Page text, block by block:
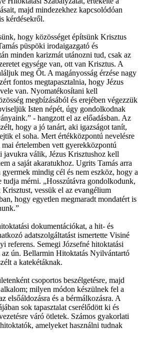
majd mindezekhez kapcsolódóan
kérdésekről.
hogy közösséget építsünk Krisztus
püspöki irodaigazgató és
minden karizmát utánozni tud, csak az
egysége van, ott van Krisztus. A
meg Őt. A magányosság érzése nagy
fontos megtapasztalnia, hogy Jézus
van. Nyomatékosítani kell
megbízásából és erejében végezzük
Isten népét, úgy gondolkodnak
- hangzott el az előadásban. Az
hogy a jó tanárt, aki igazságot tanít,
el soha. Mert értékközpontú nevelésre
értelemben vett gyerekközpontú
javukra válik, Jézus Krisztushoz kell
a saját akaratukhoz. Ugrits Tamás arra
mindig cél és nem eszköz, hogy a
tudja mérni. „Hosszútávra gondolkodunk,
Krisztust, vessük el az evangélium
hogy egyetlen megmaradt mondatért is
dokumentációkat, a hit- és
adatszolgáltatást ismertette Visiné
referens. Semegi Józsefné hitoktatási
az ún. Bellarmin Hitoktatás Nyilvántartó
a katekétáknak.
csoportos beszélgetésre, majd
milyen módon készülnek fel a
elsőáldozásra és a bérmálkozásra. A
sok tapasztalat cserélődött ki és
váró ötletek. Számos gyakorlati
amelyeket használni tudnak